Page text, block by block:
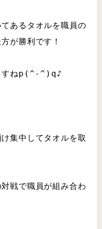
あるタオルを職員の
が勝利です！
すねp(^-^)q♪
集中してタオルを取
戦で職員が組み合わ